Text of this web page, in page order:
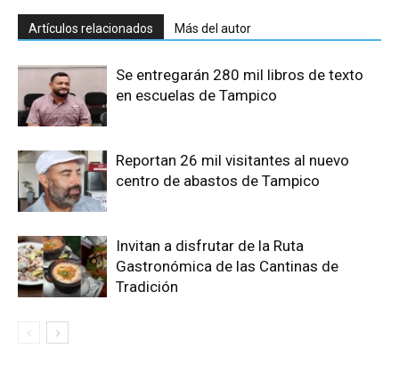
Artículos relacionados Más del autor
Se entregarán 280 mil libros de texto
en escuelas de Tampico
Reportan 26 mil visitantes al nuevo
centro de abastos de Tampico
Invitan a disfrutar de la Ruta
Gastronómica de las Cantinas de
Tradición